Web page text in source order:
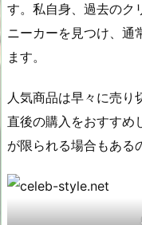
す。私自身、過去のク
ニーカーを見つけ、通
ます。
人気商品は早々に売り
直後の購入をおすすめ
が限られる場合もある